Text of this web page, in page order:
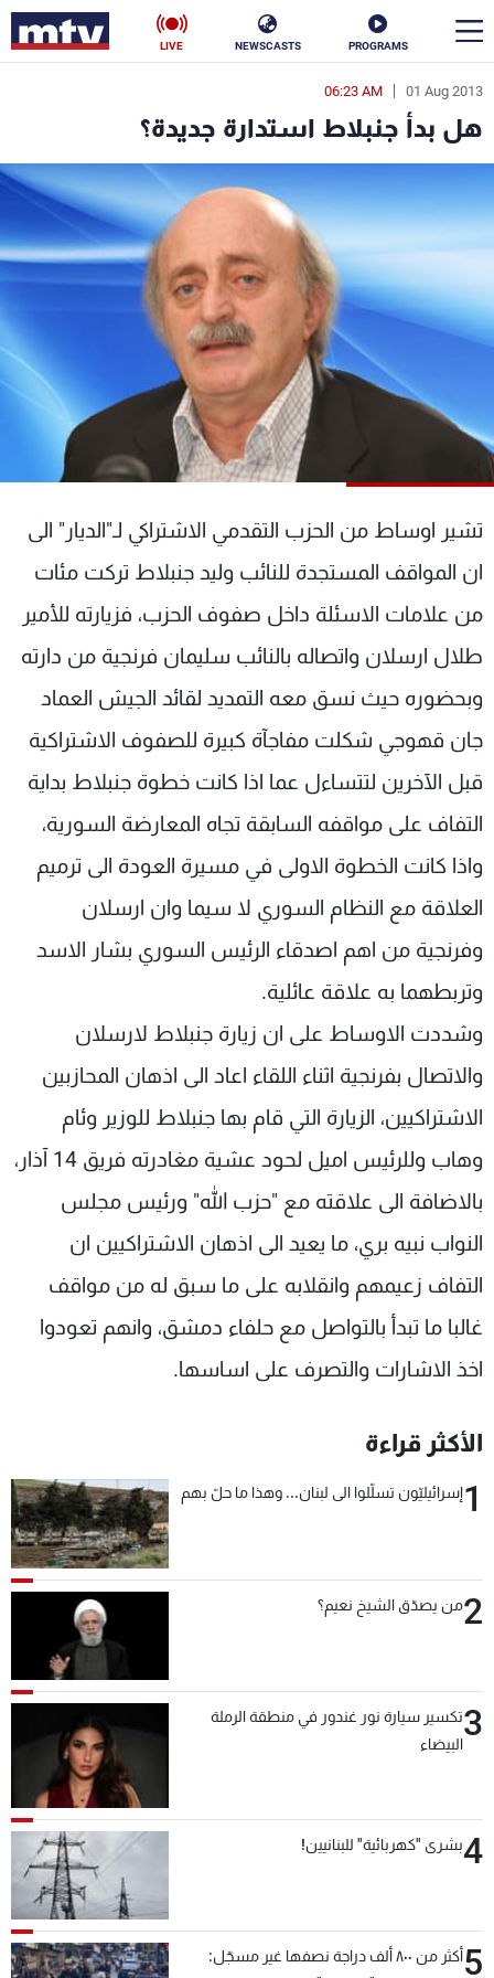
PROGRAMS
NEWSCASTS
LIVE
01 Aug 2013
06:23 AM
هل بدأ جنبلاط استدارة جديدة؟
تشير اوساط من الحزب التقدمي الاشتراكي لـ"الديار" الى
ان المواقف المستجدة للنائب وليد جنبلاط تركت مئات
من علامات الاسئلة داخل صفوف الحزب، فزيارته للأمير
طلال ارسلان واتصاله بالنائب سليمان فرنجية من دارته
وبحضوره حيث نسق معه التمديد لقائد الجيش العماد
جان قهوجي شكلت مفاجآة كبيرة للصفوف الاشتراكية
قبل الآخرين لتتساءل عما اذا كانت خطوة جنبلاط بداية
التفاف على مواقفه السابقة تجاه المعارضة السورية،
واذا كانت الخطوة الاولى في مسيرة العودة الى ترميم
العلاقة مع النظام السوري لا سيما وان ارسلان
وفرنجية من اهم اصدقاء الرئيس السوري بشار الاسد
وتربطهما به علاقة عائلية.
وشددت الاوساط على ان زيارة جنبلاط لارسلان
والاتصال بفرنجية اثناء اللقاء اعاد الى اذهان المحازبين
الاشتراكيين، الزيارة التي قام بها جنبلاط للوزير وئام
وهاب وللرئيس اميل لحود عشية مغادرته فريق 14 آذار،
بالاضافة الى علاقته مع "حزب الله" ورئيس مجلس
النواب نبيه بري، ما يعيد الى اذهان الاشتراكيين ان
التفاف زعيمهم وانقلابه على ما سبق له من مواقف
غالبا ما تبدأ بالتواصل مع حلفاء دمشق، وانهم تعودوا
اخذ الاشارات والتصرف على اساسها.
الأكثر قراءة
1إسرائيليّون تسلّلوا الى لبنان... وهذا ما حلّ بهم
2من يصدّق الشيخ نعيم؟
3تكسير سيارة نور غندور في منطقة الرملة
البيضاء
4بشرى "كهربائية" للبنانيين!
5
أكثر من ٨٠٠ ألف دراجة نصفها غير مسجّل:
en
الأخبار
سياسة ناس
إقتصاد فن
منوعات رياضة
جدول البرامج
شاهد البرامج
الترددات
عن MTV
لاعلاناتكم
وظائف
تواصل معنا
شروط الإسـتخدام
سياسة الخصوصية